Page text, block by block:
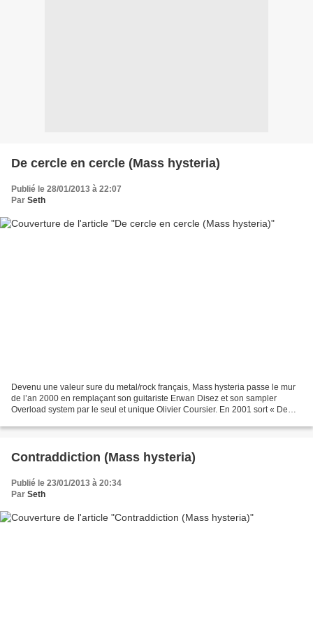
De cercle en cercle (Mass hysteria)
Publié le 28/01/2013 à 22:07
Par Seth
Devenu une valeur sure du metal/rock français, Mass hysteria passe le mur
de l’an 2000 en remplaçant son guitariste Erwan Disez et son sampler
Overload system par le seul et unique Olivier Coursier. En 2001 sort « De
Contraddiction (Mass hysteria)
Publié le 23/01/2013 à 20:34
Par Seth